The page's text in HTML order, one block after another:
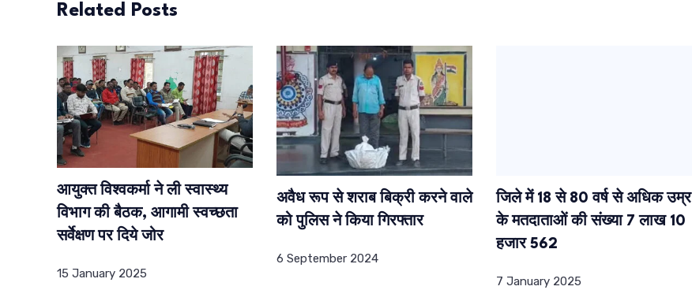
Related Posts
आयुक्त विश्वकर्मा ने ली स्वास्थ्य
विभाग की बैठक, आगामी स्वच्छता
सर्वेक्षण पर दिये जोर
15 January 2025
अवैध रूप से शराब बिक्री करने वाले
को पुलिस ने किया गिरफ्तार
6 September 2024
जिले में 18 से 80 वर्ष से अधिक उम्र
के मतदाताओं की संख्या 7 लाख 10
हजार 562
7 January 2025